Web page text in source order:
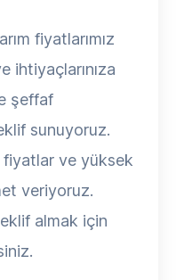
fiyatlarımız
ihtiyaçlarınıza
şeffaf
sunuyoruz.
ve yüksek
veriyoruz.
almak için